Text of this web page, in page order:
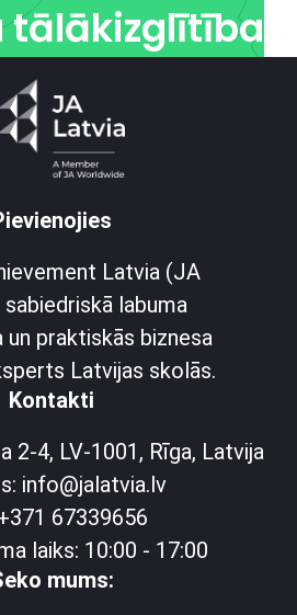
tālākizglītība
Latvia (JA
labuma
un praktiskās biznesa
Latvijas skolās.
Kontakti
2-4, LV-1001, Rīga, Latvija
info@jalatvia.lv
67339656
laiks: 10:00 - 17:00
mums: